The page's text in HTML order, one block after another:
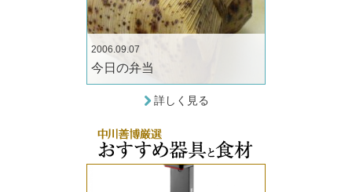
2006.09.07
今日の弁当
詳しく見る